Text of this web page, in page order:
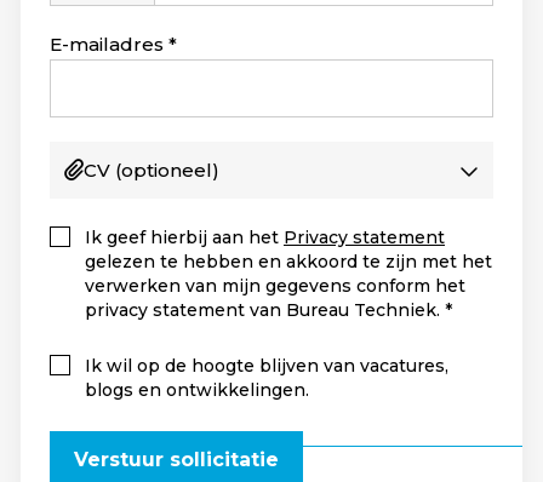
Staten
+1
E-mailadres
CV (optioneel)
Ik geef hierbij aan het Privacy statement
gelezen te hebben en akkoord te zijn met het
verwerken van mijn gegevens conform het
privacy statement van Bureau Techniek.
Ik wil op de hoogte blijven van vacatures,
blogs en ontwikkelingen.
Verstuur sollicitatie